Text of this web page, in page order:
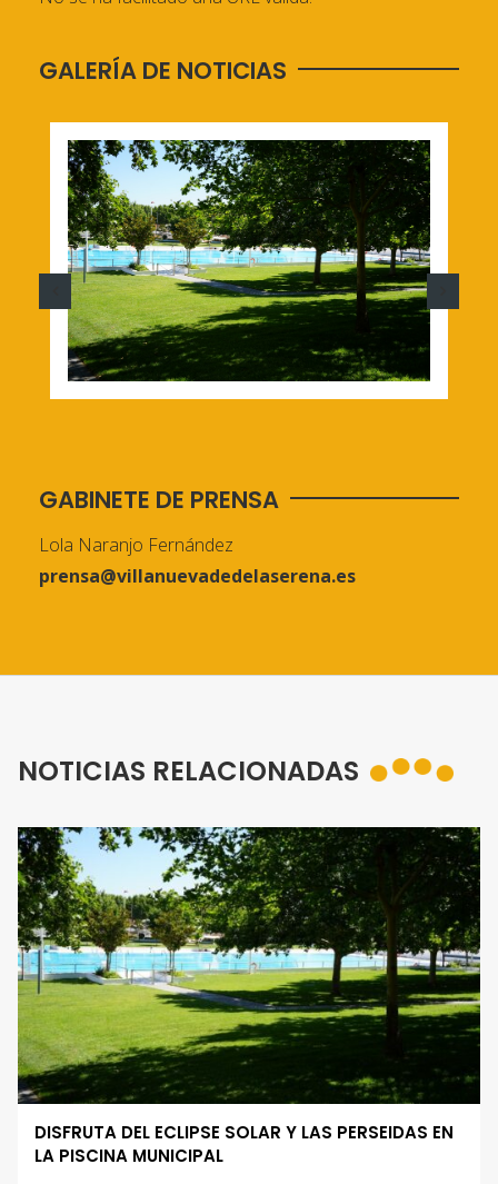
GALERÍA DE NOTICIAS
GABINETE DE PRENSA
Lola Naranjo Fernández
prensa@villanuevadedelaserena.es
NOTICIAS RELACIONADAS
DISFRUTA DEL ECLIPSE SOLAR Y LAS PERSEIDAS EN
LA PISCINA MUNICIPAL